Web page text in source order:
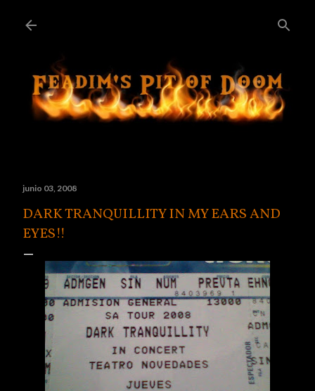
junio 03, 2008
DARK TRANQUILLITY IN MY EARS AND
EYES!!